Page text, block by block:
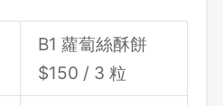
B1 蘿蔔絲酥餅
$150 / 3 粒